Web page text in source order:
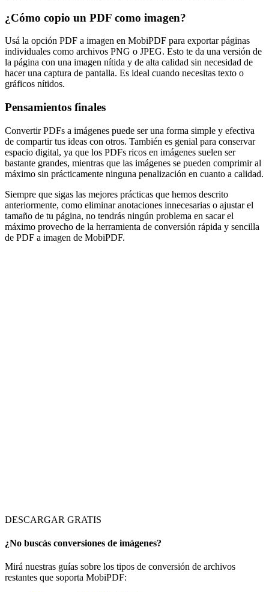
¿Cómo copio un PDF como imagen?
Usá la opción PDF a imagen en MobiPDF para exportar páginas
individuales como archivos PNG o JPEG. Esto te da una versión de
la página con una imagen nítida y de alta calidad sin necesidad de
hacer una captura de pantalla. Es ideal cuando necesitas texto o
gráficos nítidos.
Pensamientos finales
Convertir PDFs a imágenes puede ser una forma simple y efectiva
de compartir tus ideas con otros. También es genial para conservar
espacio digital, ya que los PDFs ricos en imágenes suelen ser
bastante grandes, mientras que las imágenes se pueden comprimir al
máximo sin prácticamente ninguna penalización en cuanto a calidad.
Siempre que sigas las mejores prácticas que hemos descrito
anteriormente, como eliminar anotaciones innecesarias o ajustar el
tamaño de tu página, no tendrás ningún problema en sacar el
máximo provecho de la herramienta de conversión rápida y sencilla
de PDF a imagen de MobiPDF.
DESCARGAR GRATIS
¿No buscás conversiones de imágenes?
Mirá nuestras guías sobre los tipos de conversión de archivos
restantes que soporta MobiPDF: